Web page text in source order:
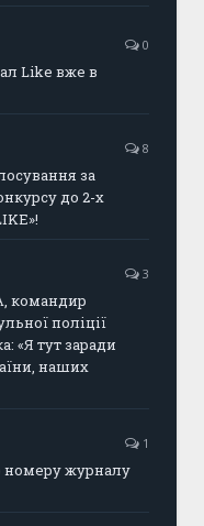
0
Like вже в
8
за
до 2-х
3
командир
поліції
«Я тут заради
наших
1
номеру журналу